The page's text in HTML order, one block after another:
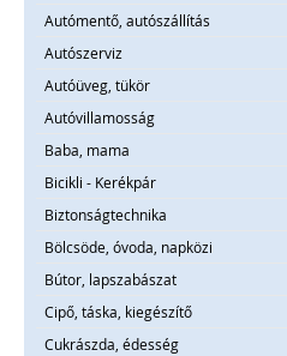
Autómentő, autószállítás
Autószerviz
Autóüveg, tükör
Autóvillamosság
Baba, mama
Bicikli - Kerékpár
Biztonságtechnika
Bölcsöde, óvoda, napközi
Bútor, lapszabászat
Cipő, táska, kiegészítő
Cukrászda, édesség